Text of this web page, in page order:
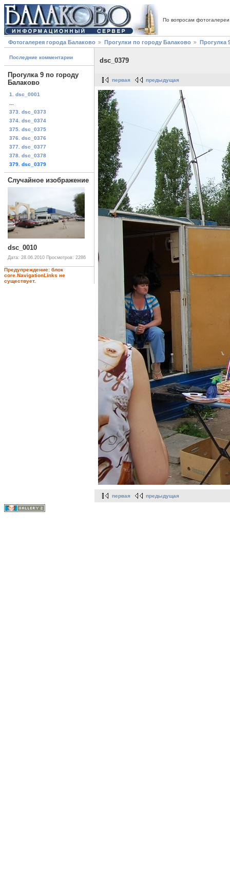
По вопросам
Фотогалерея города Балаково Прогулки по городу Балаково Прогулка
Последние комментарии
Прогулка 9 по городу
Балаково
1. dsc_0001
373. dsc_0373
374. dsc_0374
375. dsc_0375
376. dsc_0376
377. dsc_0377
378. dsc_0378
379. dsc_0379
Случайное изображение
dsc_0010
Дата: 28.06.2010 Просмотров: 2286
Предупреждение: блок
core.NavigationLinks не
существует.
dsc_0379
первая предыдущая
первая предыдущая